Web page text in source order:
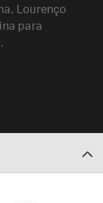
Lourenço
para